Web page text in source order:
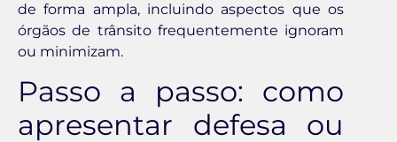
de forma ampla, incluindo aspectos que os
órgãos de trânsito frequentemente ignoram
ou minimizam.
Passo a passo: como
apresentar defesa ou